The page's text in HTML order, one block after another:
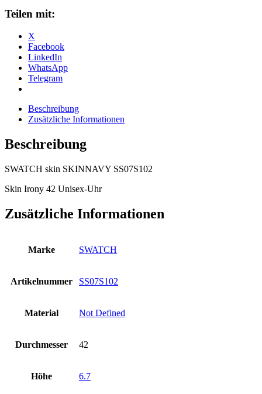
SS07S102
Menge
Teilen mit:
X
Facebook
LinkedIn
WhatsApp
Telegram
Beschreibung
Zusätzliche Informationen
Beschreibung
SWATCH skin SKINNAVY SS07S102
Skin Irony 42 Unisex-Uhr
Zusätzliche Informationen
Marke SWATCH
Artikelnummer SS07S102
Material Not Defined
Durchmesser 42
Höhe 6.7